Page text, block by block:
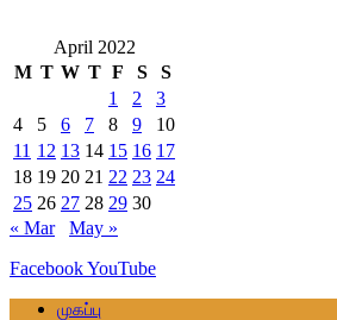
April 2022
M T W T F S
S
1
2
3
4
5 6 7 8 9
10
11 12 13 14 15 16 17
18 19 20 21 22 23 24
25 26 27 28 29 30
« Mar
May »
FacebookYouTube
முகப்பு